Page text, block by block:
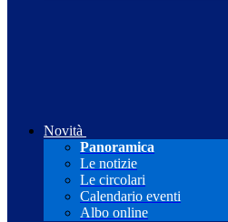
Novità
Panoramica
Le notizie
Le circolari
Calendario eventi
Albo online